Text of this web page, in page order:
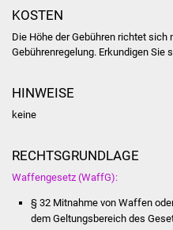
KOSTEN
Die Höhe der Gebühren richtet sich
Gebührenregelung. Erkundigen Sie
HINWEISE
keine
RECHTSGRUNDLAGE
Waffengesetz (WaffG):
§ 32 Mitnahme von Waffen
dem Geltungsbereich des